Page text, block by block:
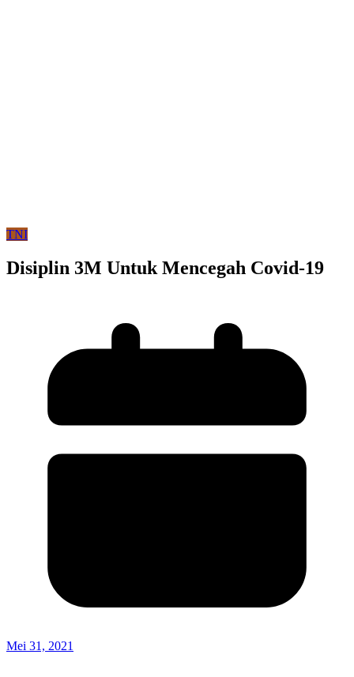
TNI
Disiplin 3M Untuk Mencegah Covid-19
Mei 31, 2021